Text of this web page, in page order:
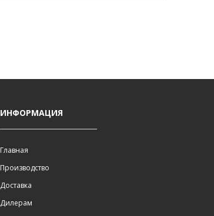
ИНФОРМАЦИЯ
Главная
Производство
Доставка
Дилерам